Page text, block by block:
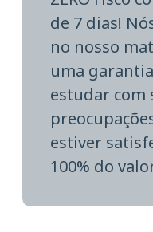
de 7 dias!
no nosso
uma
estudar com
estiver
100% do